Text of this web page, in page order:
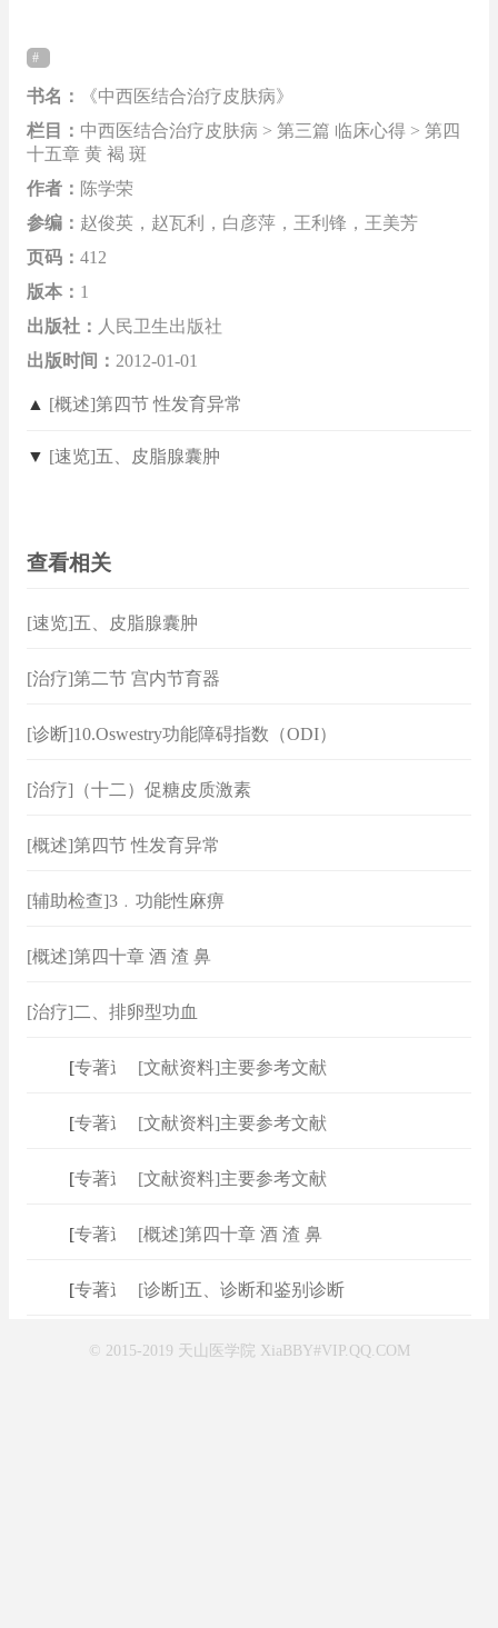
书名：
《中西医结合治疗皮肤病》
栏目： 中西医结合治疗皮肤病 > 第三篇 临床心得 > 第四
十五章 黄 褐 斑
作者： 陈学荣
参编： 赵俊英，赵瓦利，白彦萍，王利锋，王美芳
页码： 412
版本： 1
出版社： 人民卫生出版社
出版时间： 2012-01-01
▲ [概述]第四节 性发育异常
▼ [速览]五、皮脂腺囊肿
查看相关
[速览]五、皮脂腺囊肿
[治疗]第二节 宫内节育器
[诊断]10.Oswestry功能障碍指数（ODI）
[治疗]（十二）促糖皮质激素
[概述]第四节 性发育异常
[辅助检查]3﹒功能性麻痹
[概述]第四十章 酒 渣 鼻
[治疗]二、排卵型功血
专著速查]
[文献资料]主要参考文献
专著速查]
[文献资料]主要参考文献
专著速查]
[文献资料]主要参考文献
专著速查]
[概述]第四十章 酒 渣 鼻
专著速查]
[诊断]五、诊断和鉴别诊断
© 2015-2019 天山医学院 XiaBBY#VIP.QQ.COM